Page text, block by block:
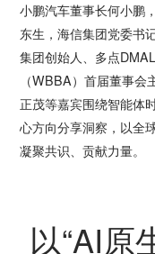
小鹏汽车董事长何小鹏
东生，海信集团党委书
集团创始人、多点
（WBBA）首届董事
正茂等嘉宾围绕智能体
心方向分享洞察，以全
凝聚共识、贡献力量。
以“AI原